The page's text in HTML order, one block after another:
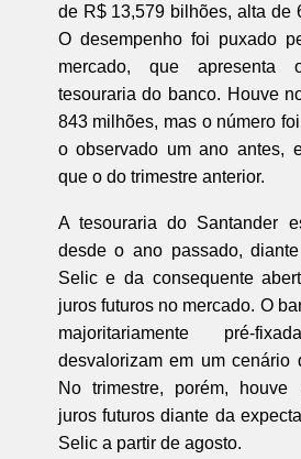
de R$ 13,579 bilhões, alta de
O desempenho foi puxado
mercado, que apresenta
tesouraria do banco. Houve
843 milhões, mas o número
o observado um ano antes,
que o do trimestre anterior.
A tesouraria do Santander
desde o ano passado,
Selic e da consequente
juros futuros no mercado. O
majoritariamente pré-
desvalorizam em um cenário
No trimestre, porém,
juros futuros diante da
Selic a partir de agosto.